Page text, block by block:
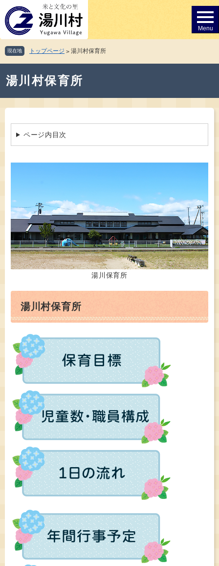
ー
ジ
先
頭
す。
ニ
ュ
を
飛
し
て
本
文
現在地 トップページ > 湯川村保育所
文湯川村保育所
ページ内目次
湯川保育所
湯川村保育所